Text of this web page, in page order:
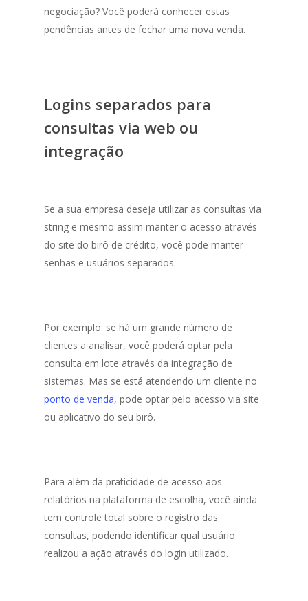
negociação? Você poderá conhecer estas
pendências antes de fechar uma nova venda.
Logins separados para
consultas via web ou
integração
Se a sua empresa deseja utilizar as consultas via
string e mesmo assim manter o acesso através
do site do birô de crédito, você pode manter
senhas e usuários separados.
Por exemplo: se há um grande número de
clientes a analisar, você poderá optar pela
consulta em lote através da integração de
sistemas. Mas se está atendendo um cliente no
ponto de venda, pode optar pelo acesso via site
ou aplicativo do seu birô.
Para além da praticidade de acesso aos
relatórios na plataforma de escolha, você ainda
tem controle total sobre o registro das
consultas, podendo identificar qual usuário
realizou a ação através do login utilizado.